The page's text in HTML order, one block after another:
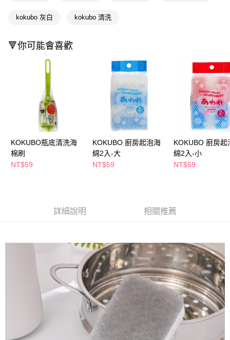
便利好安心！
１．簡單：不需註冊會員、不需綁卡、不需儲值。
３．安心：先確認商品／服務後，再付款。
【「AFTEE先享後付」結帳流程】
１．於結帳方式選擇「AFTEE先享後付」後，將跳轉至「AFTEE先享後付」
結帳頁面，進行簡訊認證並確認金額後，即可完成結帳。
２．訂單成立數日內，您將收到繳費通知簡訊。
３．收到繳費通知簡訊後14天內，點擊此簡訊中的連結，可透過四大超商／
ATM／網路銀行／等多元方式進行付款，方視為交易完成。
※ 請注意：結帳手續完成當下不需立刻繳費，但若您需要取消訂單，請聯絡
購買商品的店家。未經商家同意取消之訂單仍視為有效，需透過AFTEE先享
後付繳納相關費用。
※ 交易是否成功請以「AFTEE先享後付 」之結帳頁面顯示為準，若有關於
是否繳費成功／繳費後需取消欲退款等相關疑問，請聯繫「AFTEE先享後付
客戶支援中心」
https://netprotections.freshdesk.com/support/home
權轉讓予恩沛科技股份有限公司。
２．關於個人資料處理事宜，請瀏覽以下網址：
「AFTEE先享後付」，若未經同意申辦者引起之損失，本公司不負相關責
４．使用「AFTEE先享後付」時，將依據個別帳號之用戶狀況，依本公司即
時審查核予不同之上限額度；若仍有額度不足之情形，本公司將視審查結果
請求用戶進行身份認證。
５．嚴禁一人註冊多個帳號或使用他人資訊註冊。若發現惡意使用之情形，
恩沛科技股份有限公司將有權停止該用戶之使用額度並採取法律行動。
全家取貨付款
每筆NT$65，滿NT$390(含以上)免運費
每筆NT$65，滿NT$390(含以上)免運費
萊爾富取貨付款
每筆NT$65，滿NT$490(含以上)免運費
付款後萊爾富取貨
每筆NT$65，滿NT$490(含以上)免運費
付款後7-11取貨
宅配(本島)
每筆NT$100，滿NT$790(含以上)免運費
付款後寶雅門市自取(由倉庫統一出貨)
每筆NT$80，滿NT$290(含以上)免運費
kokubo 灰白 kokubo 清洗
🔻你可能會喜歡
KOKUBO瓶底清洗海
棉刷
NT$59
KOKUBO 廚房起泡海
綿2入-大
NT$59
KOKUBO 廚房起
綿2入-小
NT$59
詳細說明 相關推薦